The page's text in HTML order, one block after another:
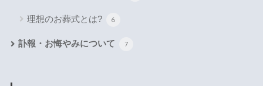
理想のお葬式とは? 6
訃報・お悔やみについて 7